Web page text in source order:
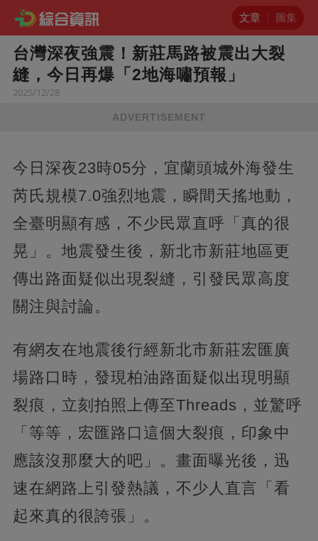
文章 圖集
台灣深夜強震！新莊馬路被震出大裂
縫，今日再爆「2地海嘯預報」
2025/12/28
ADVERTISEMENT
今日深夜23時05分，宜蘭頭城外海發生
芮氏規模7.0強烈地震，瞬間天搖地動，
全臺明顯有感，不少民眾直呼「真的很
晃」。地震發生後，新北市新莊地區更
傳出路面疑似出現裂縫，引發民眾高度
關注與討論。
有網友在地震後行經新北市新莊宏匯廣
場路口時，發現柏油路面疑似出現明顯
裂痕，立刻拍照上傳至Threads，並驚呼
「等等，宏匯路口這個大裂痕，印象中
應該沒那麼大的吧」。畫面曝光後，迅
速在網路上引發熱議，不少人直言「看
起來真的很誇張」。